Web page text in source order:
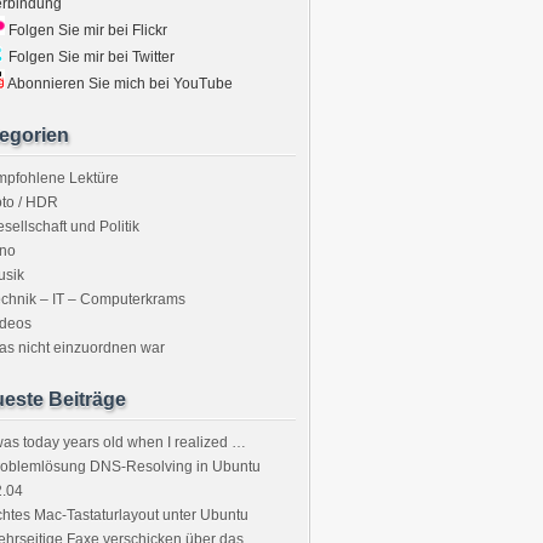
Folgen Sie mir bei Flickr
Folgen Sie mir bei Twitter
Abonnieren Sie mich bei YouTube
Lektüre
/ HDR
und Politik
– IT – Computerkrams
nicht einzuordnen war
Beiträge
today years old when I realized …
DNS-Resolving in Ubuntu
Mac-Tastaturlayout unter Ubuntu
Faxe verschicken über das